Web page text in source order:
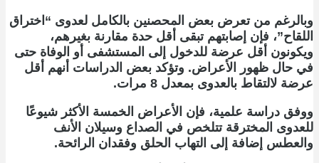
وبالرغم من تعرض بعض المحصنين بالكامل لعدوى “اختراق
اللقاح”، فإن إصابتهم تبقى أقل حدة مقارنة بغيرهم،
ويكونون أقل عرضة للدخول إلى المستشفى أو الوفاة حتى
في حال ظهور الأعراض. وتؤكد بعض الدراسات أنهم أقل
عرضة لالتقاط بالعدوى بمعدل 8 مرات.
ووفق دراسة علمية، فإن الأعراض الخمسة الأكثر شيوعًا
للعدوى المخترقة تتلخص في الصداع وسيلان الأنف
والعطس إضافة إلى التهاب الحلق وفقدان الرائحة.